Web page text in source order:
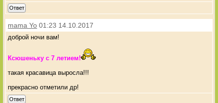
Ответ
mama Yo 01:23 14.10.2017
доброй ночи вам!
Ксюшеньку с 7 летием!
такая красавица выросла!!!
прекрасно отметили др!
Ответ